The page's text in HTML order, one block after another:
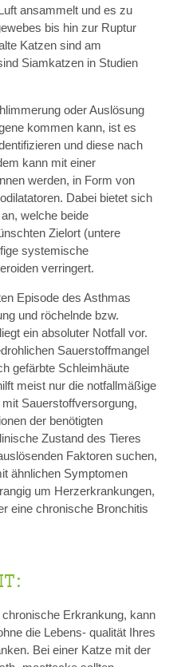
ansammelt und es zu
bis hin zur Ruptur
Katzen sind am
Siamkatzen in Studien
oder Auslösung
kommen kann, ist es
und diese nach
kann mit einer
werden, in Form von
Dabei bietet sich
welche beide
Zielort (untere
systemische
verringert.
Episode des Asthmas
und röchelnde bzw.
ein absoluter Notfall vor.
Sauerstoffmangel
gefärbte Schleimhäute
meist nur die notfallmäßige
Sauerstoffversorgung,
der benötigten
Zustand des Tieres
Faktoren suchen,
ähnlichen Symptomen
um Herzerkrankungen,
eine chronische Bronchitis
Erkrankung, kann
die Lebens‐ qualität Ihres
Bei einer Katze mit der